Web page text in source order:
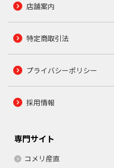
店舗案内
特定商取引法
プライバシーポリシー
採用情報
専門サイト
コメリ産直